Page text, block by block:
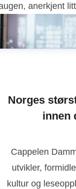
anerkjent
Norges
innen
Cappelen
utvikler,
kultur og